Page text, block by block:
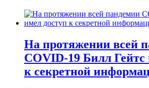
На протяжении всей
COVID-19 Билл Гейтс
к секретной